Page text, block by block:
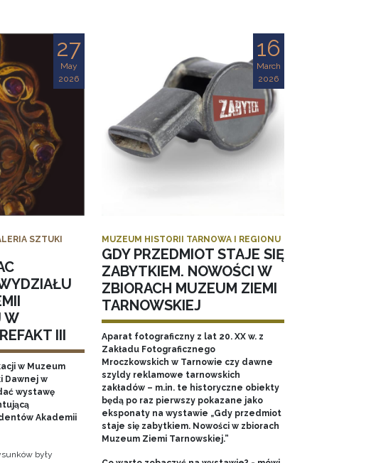
27
May
2026
SZTUKI
W
III
w Muzeum
Dawnej w
wystawę
Akademii
były
16
March
2026
MUZEUM HISTORII TARNOWA I REGIONU
GDY PRZEDMIOT STAJE SIĘ
ZABYTKIEM. NOWOŚCI W
ZBIORACH MUZEUM ZIEMI
TARNOWSKIEJ
Aparat fotograficzny z lat 20. XX w. z
Zakładu Fotograficznego
Mroczkowskich w Tarnowie czy dawne
szyldy reklamowe tarnowskich
zakładów – m.in. te historyczne obiekty
będą po raz pierwszy pokazane jako
eksponaty na wystawie „Gdy przedmiot
staje się zabytkiem. Nowości w zbiorach
Muzeum Ziemi Tarnowskiej.”